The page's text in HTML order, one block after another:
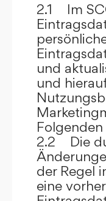
2.1 Im
und
und
2.2 Die
der Regel
eine